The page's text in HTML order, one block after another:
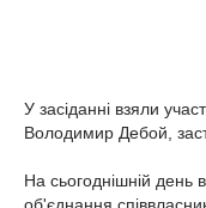
У засіданні взяли
Володимир Дебой,
На сьогоднішній день